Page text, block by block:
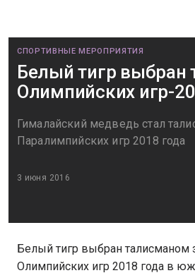
СПОРТИВНЫЕ МЕРОПРИЯТИЯ
Белый тигр выбран
Олимпийских игр-
Гималайский медведь стал
Паралимпийских игр 2018 года
3 июня 2016
Белый тигр выбран талисманом
Олимпийских игр 2018 года в